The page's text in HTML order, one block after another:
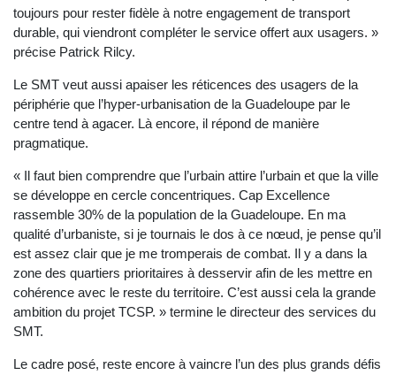
toujours pour rester fidèle à notre engagement de transport
durable, qui viendront compléter le service offert aux usagers. »
précise Patrick Rilcy.
Le SMT veut aussi apaiser les réticences des usagers de la
périphérie que l’hyper-urbanisation de la Guadeloupe par le
centre tend à agacer. Là encore, il répond de manière
pragmatique.
« Il faut bien comprendre que l’urbain attire l’urbain et que la ville
se développe en cercle concentriques. Cap Excellence
rassemble 30% de la population de la Guadeloupe. En ma
qualité d’urbaniste, si je tournais le dos à ce nœud, je pense qu’il
est assez clair que je me tromperais de combat. Il y a dans la
zone des quartiers prioritaires à desservir afin de les mettre en
cohérence avec le reste du territoire. C’est aussi cela la grande
ambition du projet TCSP. » termine le directeur des services du
SMT.
Le cadre posé, reste encore à vaincre l’un des plus grands défis